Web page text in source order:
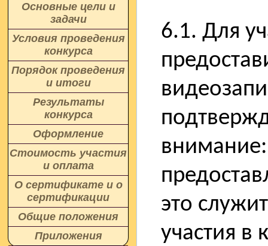
Основные цели и
задачи
Условия проведения
конкурса
Порядок проведения
и итоги
Результаты
конкурса
Оформление
Стоимость участия
и оплата
О сертификате и о
сертификации
Общие положения
Приложения
6.1. Для
это
участия в